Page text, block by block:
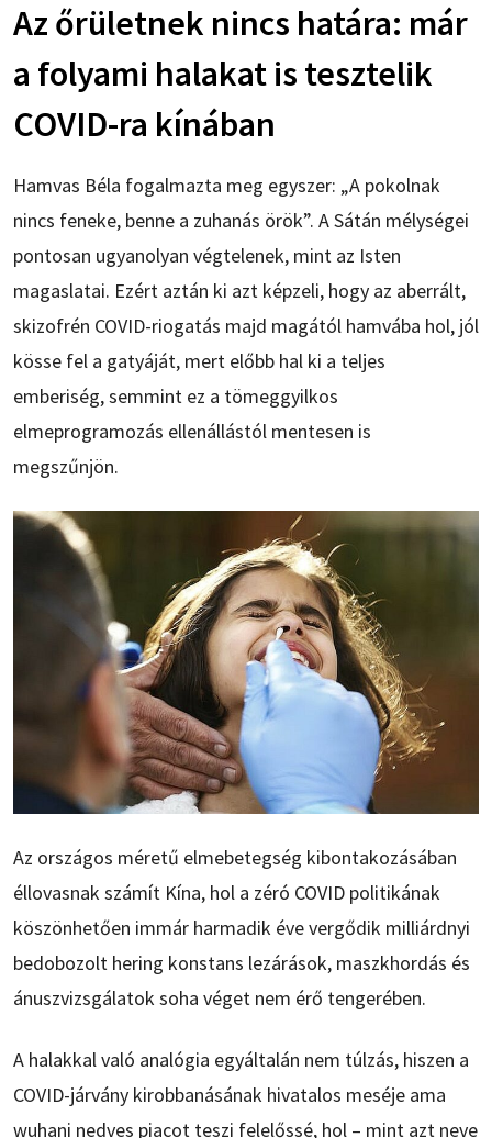
Az őrületnek nincs határa: már
a folyami halakat is tesztelik
COVID-ra kínában
Hamvas Béla fogalmazta meg egyszer: „A pokolnak
nincs feneke, benne a zuhanás örök”. A Sátán mélységei
pontosan ugyanolyan végtelenek, mint az Isten
magaslatai. Ezért aztán ki azt képzeli, hogy az aberrált,
skizofrén COVID-riogatás majd magától hamvába hol, jól
kösse fel a gatyáját, mert előbb hal ki a teljes
emberiség, semmint ez a tömeggyilkos
elmeprogramozás ellenállástól mentesen is
megszűnjön.
Az országos méretű elmebetegség kibontakozásában
éllovasnak számít Kína, hol a zéró COVID politikának
köszönhetően immár harmadik éve vergődik milliárdnyi
bedobozolt hering konstans lezárások, maszkhordás és
ánuszvizsgálatok soha véget nem érő tengerében.
A halakkal való analógia egyáltalán nem túlzás, hiszen a
COVID-járvány kirobbanásának hivatalos meséje ama
wuhani nedves piacot teszi felelőssé, hol – mint azt neve